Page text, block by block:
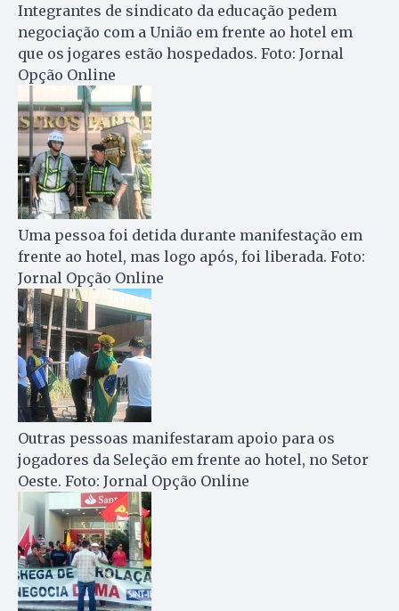
Integrantes de sindicato da educação pedem
negociação com a União em frente ao hotel em
que os jogares estão hospedados. Foto: Jornal
Opção Online
Uma pessoa foi detida durante manifestação em
frente ao hotel, mas logo após, foi liberada. Foto:
Jornal Opção Online
Outras pessoas manifestaram apoio para os
jogadores da Seleção em frente ao hotel, no Setor
Oeste. Foto: Jornal Opção Online